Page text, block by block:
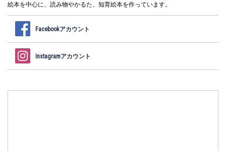
絵本を中心に、読み物やかるた、知育絵本を作っています。
Facebookアカウント
Instagramアカウント